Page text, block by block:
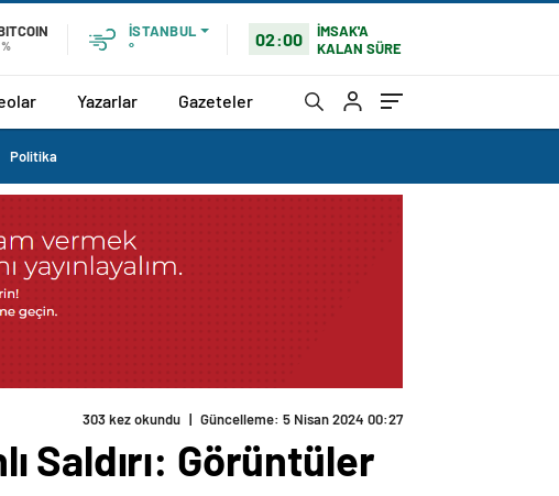
%
İSTANBUL
°
02:00
İMSAK'A
KALAN SÜRE
Yazarlar Gazeteler
Politika
303 kez okundu | Güncelleme: 5 Nisan 2024 00:27
Saldırı: Görüntüler